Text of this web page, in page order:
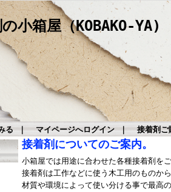
小箱屋（KOBAKO-YA)
る｜ マイページへログイン｜ 接着剤ご
接着剤についてのご案内。
小箱屋では用途に合わせた各種接着剤を
接着剤は工作などに使う木工用のものか
材質や環境によって使い分ける事で最高